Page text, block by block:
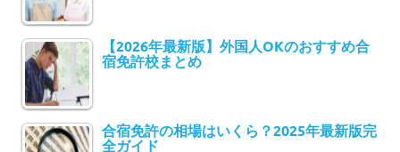
【2026年最新版】外国人OKのおすすめ合
宿免許校まとめ
合宿免許の相場はいくら？2025年最新版完
全ガイド